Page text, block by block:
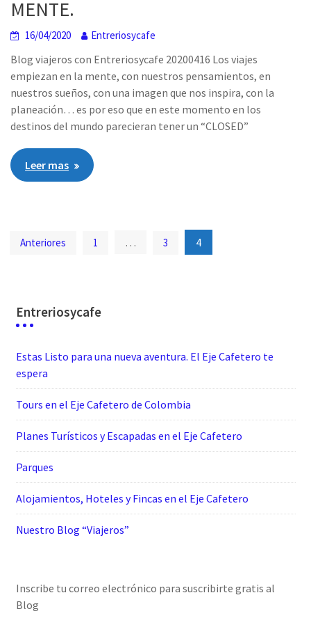
MENTE.
16/04/2020 Entreriosycafe
Blog viajeros con Entreriosycafe 20200416 Los viajes
empiezan en la mente, con nuestros pensamientos, en
nuestros sueños, con una imagen que nos inspira, con la
planeación… es por eso que en este momento en los
destinos del mundo parecieran tener un “CLOSED”
Leer mas
Paginación
Anteriores 1 … 3 4
Entreriosycafe
Estas Listo para una nueva aventura. El Eje Cafetero te
espera
Tours en el Eje Cafetero de Colombia
Planes Turísticos y Escapadas en el Eje Cafetero
Parques
Alojamientos, Hoteles y Fincas en el Eje Cafetero
Nuestro Blog “Viajeros”
Inscribe tu correo electrónico para suscribirte gratis al
Blog